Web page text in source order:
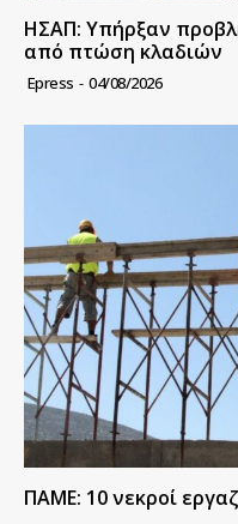
ΗΣΑΠ: Υπήρξαν
από πτώση κλαδιών
Epress - 04/08/2026
ΠΑΜΕ: 10 νεκροί